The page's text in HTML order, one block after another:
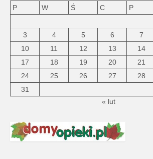
P
W Ś C P
3
4 5 6 7
10
11 12 13 14
17
18 19 20 21
24
25 26 27 28
31
« lut